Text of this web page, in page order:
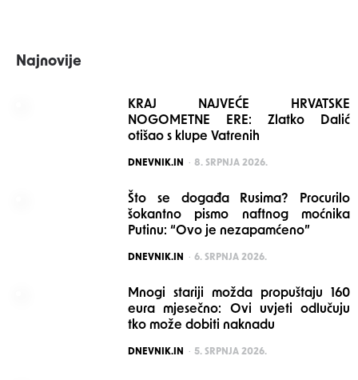
Najnovije
KRAJ NAJVEĆE HRVATSKE
NOGOMETNE ERE: Zlatko Dalić
otišao s klupe Vatrenih
POSTED
DNEVNIK.IN 8. SRPNJA 2026.
Što se događa Rusima? Procurilo
šokantno pismo naftnog moćnika
Putinu: “Ovo je nezapamćeno”
POSTED
DNEVNIK.IN 6. SRPNJA 2026.
Mnogi stariji možda propuštaju 160
eura mjesečno: Ovi uvjeti odlučuju
tko može dobiti naknadu
POSTED
DNEVNIK.IN 5. SRPNJA 2026.